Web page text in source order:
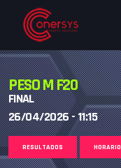
PESO M F20
FINAL
26/04/2026 - 11:15
RESULTADOS HORARIO